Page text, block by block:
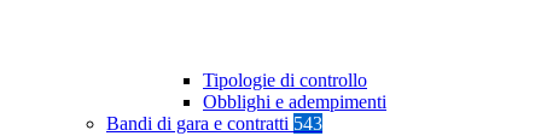
Tipologie di controllo
Obblighi e adempimenti
Bandi di gara e contratti 543